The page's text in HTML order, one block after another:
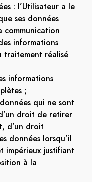
: l’Utilisateur a le
ses données
communication
informations
traitement réalisé
informations
;
qui ne sont
droit de retirer
d’un droit
données lorsqu’il
impérieux justifiant
à la